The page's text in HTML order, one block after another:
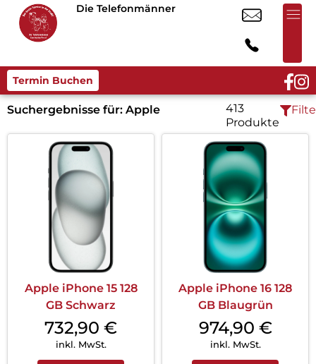
Die Telefonmänner
Termin Buchen
Suchergebnisse für: Apple
413
Produkte
Apple iPhone 15 128
GB Schwarz
732,90 €
inkl. MwSt.
Apple iPhone 16 128
GB Blaugrün
974,90 €
inkl. MwSt.